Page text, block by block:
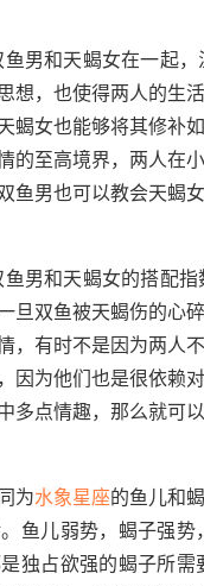
和天蝎女在一起，
想，也使得两人的生
蝎女也能够将其修补
的至高境界，两人在
鱼男也可以教会天蝎
和天蝎女的搭配指
旦双鱼被天蝎伤的心
，有时不是因为两人
因为他们也是很依赖
多点情趣，那么就可
为水象星座的鱼儿和
鱼儿弱势，蝎子强
独占欲强的蝎子所